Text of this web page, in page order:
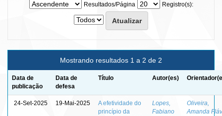
Resultados/Página
Registro(s):
Mostrando resultados 1 a 2 de 2
Data de
publicação
Data de
defesa
Título Autor(es)
24-Set-2025 19-Mai-2025
A efetividade do
princípio da
Lopes,
Fabiano
Oliveira,
Amanda